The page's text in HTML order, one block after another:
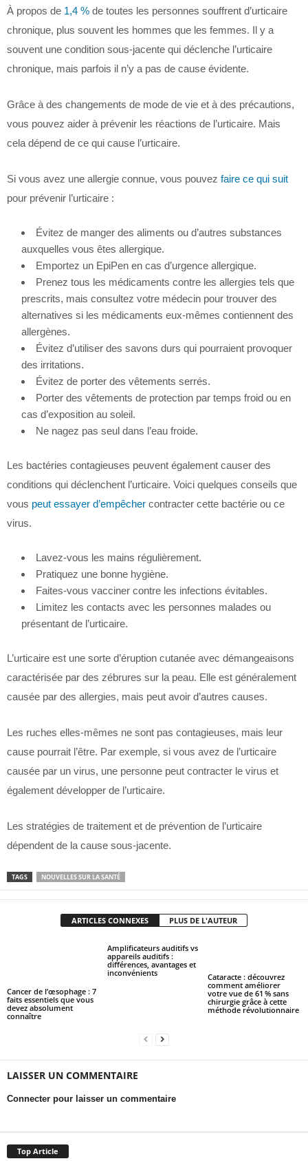
À propos de 1,4 % de toutes les personnes souffrent d’urticaire
chronique, plus souvent les hommes que les femmes. Il y a
souvent une condition sous-jacente qui déclenche l’urticaire
chronique, mais parfois il n’y a pas de cause évidente.
Grâce à des changements de mode de vie et à des précautions,
vous pouvez aider à prévenir les réactions de l’urticaire. Mais
cela dépend de ce qui cause l’urticaire.
Si vous avez une allergie connue, vous pouvez faire ce qui suit
pour prévenir l’urticaire :
Évitez de manger des aliments ou d’autres substances
auxquelles vous êtes allergique.
Emportez un EpiPen en cas d’urgence allergique.
Prenez tous les médicaments contre les allergies tels que
prescrits, mais consultez votre médecin pour trouver des
alternatives si les médicaments eux-mêmes contiennent des
allergènes.
Évitez d’utiliser des savons durs qui pourraient provoquer
des irritations.
Évitez de porter des vêtements serrés.
Porter des vêtements de protection par temps froid ou en
cas d’exposition au soleil.
Ne nagez pas seul dans l’eau froide.
Les bactéries contagieuses peuvent également causer des
conditions qui déclenchent l’urticaire. Voici quelques conseils que
vous peut essayer d’empêcher contracter cette bactérie ou ce
virus.
Lavez-vous les mains régulièrement.
Pratiquez une bonne hygiène.
Faites-vous vacciner contre les infections évitables.
Limitez les contacts avec les personnes malades ou
présentant de l’urticaire.
L’urticaire est une sorte d’éruption cutanée avec démangeaisons
caractérisée par des zébrures sur la peau. Elle est généralement
causée par des allergies, mais peut avoir d’autres causes.
Les ruches elles-mêmes ne sont pas contagieuses, mais leur
cause pourrait l’être. Par exemple, si vous avez de l’urticaire
causée par un virus, une personne peut contracter le virus et
également développer de l’urticaire.
Les stratégies de traitement et de prévention de l’urticaire
dépendent de la cause sous-jacente.
TAGS NOUVELLES SUR LA SANTÉ
ARTICLES CONNEXES PLUS DE L'AUTEUR
Cancer de l’œsophage : 7
faits essentiels que vous
devez absolument
connaître
Amplificateurs auditifs vs
appareils auditifs :
différences, avantages et
inconvénients
Cataracte : découvrez
comment améliorer
votre vue de 61 % sans
chirurgie grâce à cette
méthode révolutionnaire
LAISSER UN COMMENTAIRE
Connecter pour laisser un commentaire
Top Article